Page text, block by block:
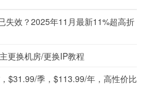
失效？2025年11月最新11%超高折
更换机房/更换IP教程
$31.99/季，$113.99/年，高性价比